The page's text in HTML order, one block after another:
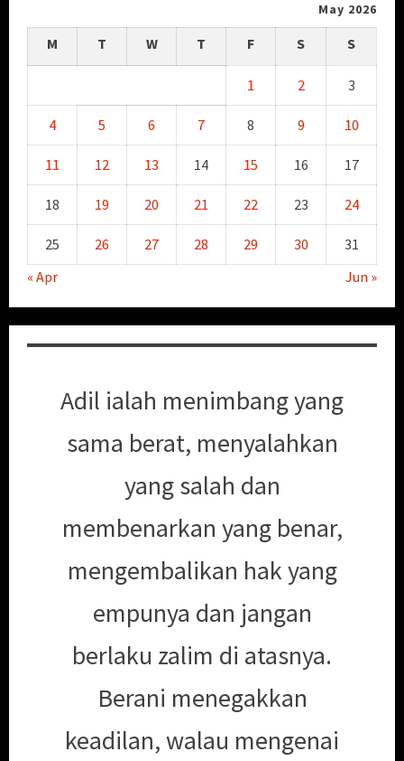
May 2026
M T W T F S S
1 2 3
4 5 6 7 8 9 10
11 12 13 14 15 16 17
18 19 20 21 22 23 24
25 26 27 28 29 30
31
« Apr
Jun »
Adil ialah menimbang yang
sama berat, menyalahkan
yang salah dan
membenarkan yang benar,
mengembalikan hak yang
empunya dan jangan
berlaku zalim di atasnya.
Berani menegakkan
keadilan, walau mengenai